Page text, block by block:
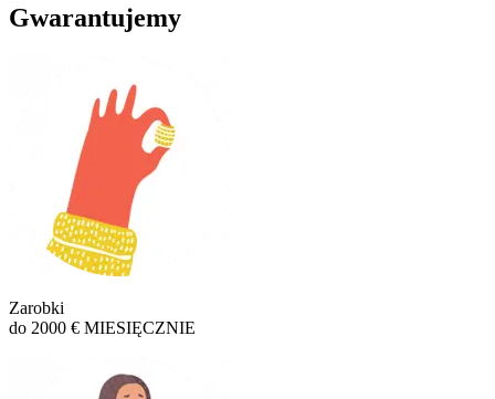
Gwarantujemy
Zarobki
do 2000 € MIESIĘCZNIE